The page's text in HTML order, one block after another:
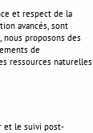
et respect de la
avancés, sont
proposons des
de
ressources naturelles
et le suivi post-